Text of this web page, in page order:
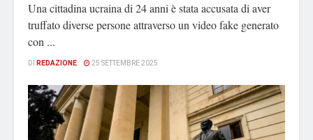
Una cittadina ucraina di 24 anni è stata accusata di aver
truffato diverse persone attraverso un video fake generato
con ...
DI REDAZIONE 25 SETTEMBRE 2025